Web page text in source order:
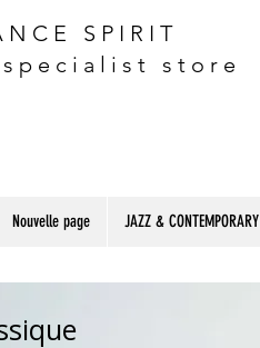
SPIRIT
specialist store
Nouvelle page JAZZ & CONTEMPORARY